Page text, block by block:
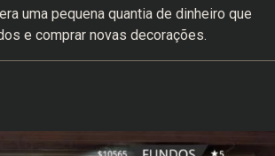
uma pequena quantia de dinheiro que
e comprar novas decorações.